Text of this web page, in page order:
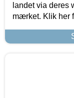
landet via deres
mærket. Klik her